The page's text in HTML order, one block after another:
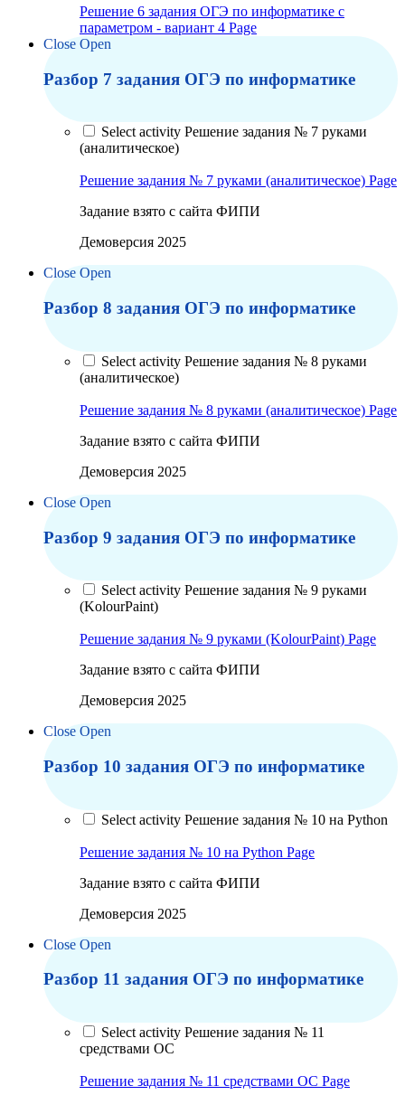
Решение 6 задания ОГЭ по информатике с
параметром - вариант 4 Page
Close Open
Разбор 7 задания ОГЭ по информатике
Select activity Решение задания № 7 руками
(аналитическое)
Решение задания № 7 руками (аналитическое) Page
Задание взято с сайта ФИПИ
Демоверсия 2025
Close Open
Разбор 8 задания ОГЭ по информатике
Select activity Решение задания № 8 руками
(аналитическое)
Решение задания № 8 руками (аналитическое) Page
Задание взято с сайта ФИПИ
Демоверсия 2025
Close Open
Разбор 9 задания ОГЭ по информатике
Select activity Решение задания № 9 руками
(KolourPaint)
Решение задания № 9 руками (KolourPaint) Page
Задание взято с сайта ФИПИ
Демоверсия 2025
Close Open
Разбор 10 задания ОГЭ по информатике
Select activity Решение задания № 10 на Python
Решение задания № 10 на Python Page
Задание взято с сайта ФИПИ
Демоверсия 2025
Close Open
Разбор 11 задания ОГЭ по информатике
Select activity Решение задания № 11
средствами ОС
Решение задания № 11 средствами ОС Page